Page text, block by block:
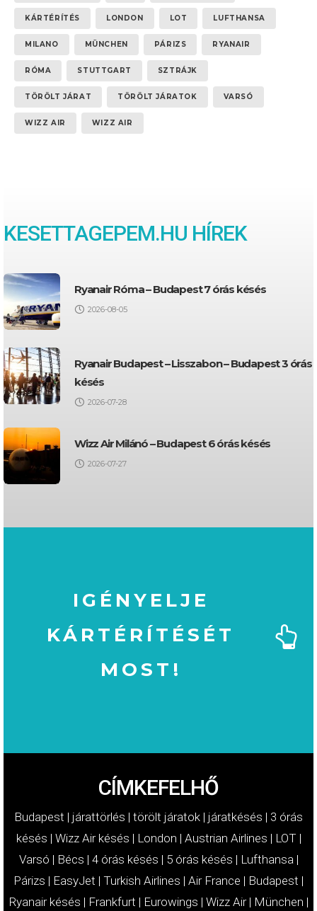
KÁRTÉRÍTÉS LONDON LOT LUFTHANSA
MILANO MÜNCHEN PÁRIZS RYANAIR
RÓMA STUTTGART SZTRÁJK
TÖRÖLT JÁRAT TÖRÖLT JÁRATOK VARSÓ
WIZZ AIR WIZZ AIR
KESETTAGEPEM.HU HÍREK
Ryanair Róma – Budapest 7 órás késés
2026-08-05
Ryanair Budapest – Lisszabon – Budapest 3 órás
késés
2026-07-28
Wizz Air Milánó – Budapest 6 órás késés
2026-07-27
IGÉNYELJE
KÁRTÉRÍTÉSÉT
MOST!
CÍMKEFELHŐ
Budapest | járattörlés | törölt járatok | járatkésés | 3 órás
késés | Wizz Air késés | London | Austrian Airlines | LOT|
Varsó | Bécs | 4 órás késés | 5 órás késés | Lufthansa|
Párizs | EasyJet | Turkish Airlines | Air France | Budapest |
Ryanair késés | Frankfurt | Eurowings | Wizz Air| München |